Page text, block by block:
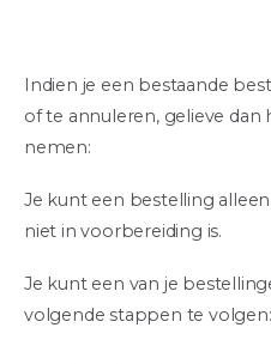
Indien je een bestaande
of te annuleren, gelieve
nemen:
Je kunt een bestelling
niet in voorbereiding is.
Je kunt een van je
volgende stappen te volgen: